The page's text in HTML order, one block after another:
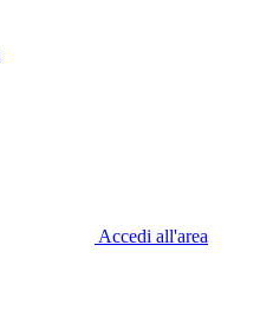
Accedi all'area